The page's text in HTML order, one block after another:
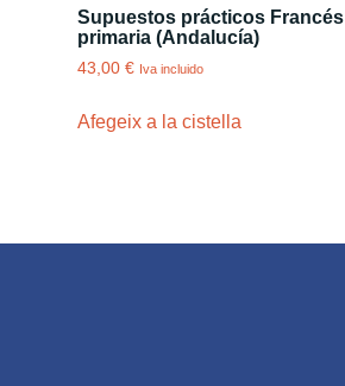
Supuestos prácticos Francés
primaria (Andalucía)
43,00 € Iva incluido
Afegeix a la cistella